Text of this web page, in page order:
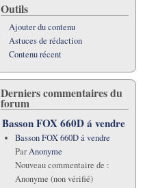
Outils
Ajouter du contenu
Astuces de rédaction
Contenu récent
Derniers commentaires du
forum
Basson FOX 660D á vendre
Basson FOX 660D á vendre
ParAnonyme
Nouveau commentaire de :
Anonyme (non vérifié)